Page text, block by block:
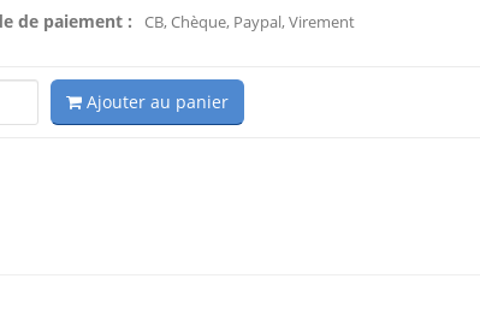
de paiement : CB, Chèque, Paypal, Virement
Ajouter au panier